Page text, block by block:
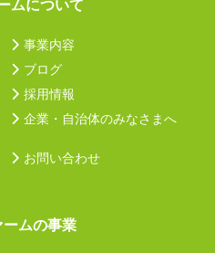
ムについて
事業内容
ブログ
採用情報
企業・自治体のみなさまへ
お問い合わせ
ームの事業